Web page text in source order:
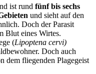
ist rund fünf bis sechs
und sieht auf den
Doch der Parasit
Blut eines Wirtes.
(Lipoptena cervi)
Doch auch
dem fliegenden Plagegeist